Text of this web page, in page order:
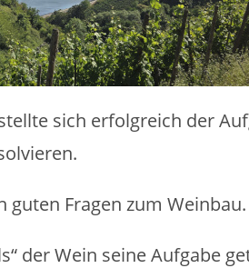
sich erfolgreich der
guten Fragen zum Weinbau.
der Wein seine Aufgabe